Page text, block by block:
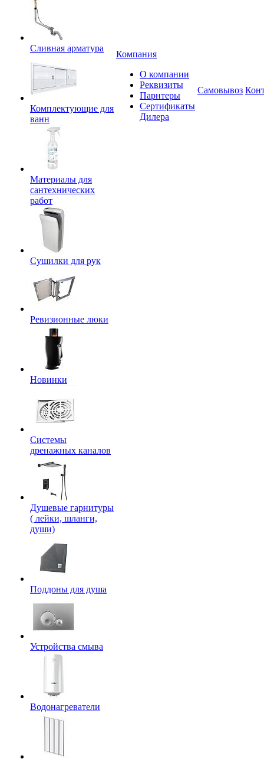
Сливная арматура
Комплектующие для
ванн
Материалы для
сантехнических
работ
Сушилки для рук
Ревизионные люки
Новинки
Системы
дренажных каналов
Душевые гарнитуры
( лейки, шланги,
души)
Поддоны для душа
Устройства смыва
Водонагреватели
Компания
О компании
Реквизиты
Парнтеры
Сертификаты
Дилера
Самовывоз